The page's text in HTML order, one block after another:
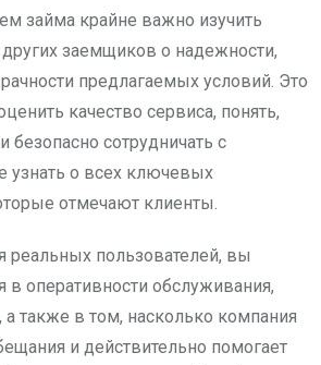
займа крайне важно изучить
заемщиков о надежности,
предлагаемых условий. Это
качество сервиса, понять,
безопасно сотрудничать с
узнать о всех ключевых
отмечают клиенты.
реальных пользователей, вы
в оперативности обслуживания,
а также в том, насколько компания
и действительно помогает